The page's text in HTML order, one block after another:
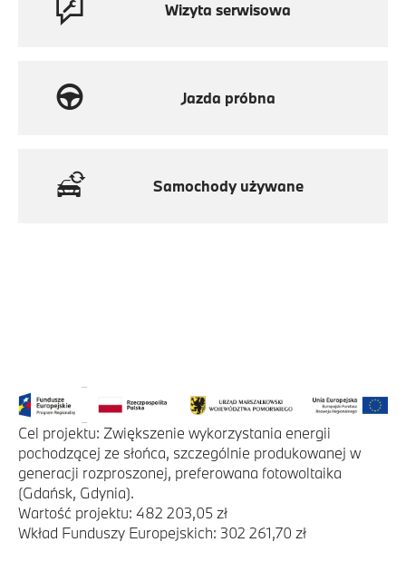
Wizyta serwisowa
Jazda próbna
Samochody używane
Cel projektu: Zwiększenie wykorzystania energii
pochodzącej ze słońca, szczególnie produkowanej w
generacji rozproszonej, preferowana fotowoltaika
(Gdańsk, Gdynia).
Wartość projektu: 482 203,05 zł
Wkład Funduszy Europejskich: 302 261,70 zł